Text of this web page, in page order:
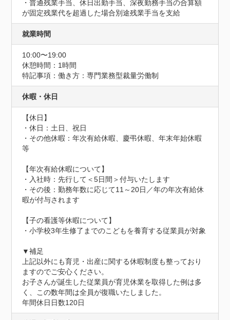
・普通残業手当、休日出勤手当、深夜勤務手当の合算額
が固定残業代を超過した場合別途残業手当を支給
就業時間
10:00〜19:00
休憩時間：1時間
特記事項：働き方：専門業務型裁量労働制
休暇・休日
【休日】
・休⽇：⼟⽇、祝⽇
・その他休暇：年次有給休暇、慶弔休暇、年末年始休暇
等
【年次有給休暇について】
・入社時：先行して＜5日間＞付与いたします
・その後：勤務年数に応じて11～20日／年の年次有給休
暇が付与されます
【子の看護等休暇について】
・小学校3年生修了までのこどもを養育する従業員が対象
▼補足
上記以外にも育児・出産に関する休暇制度も整っており
ますのでご安心ください。
お子さんが誕生した従業員が育児休業を取得した例は多
く、この数年間は全員が復職いたしました。
年間休日日数120日